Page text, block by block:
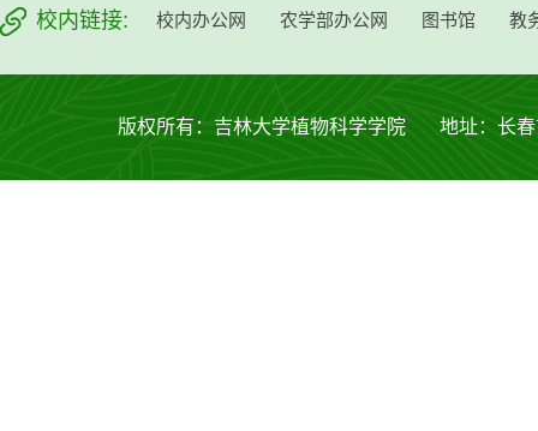
校内链接: 校内办公网 农学部办公网 图书馆 教
版权所有：吉林大学植物科学学院 地址：长